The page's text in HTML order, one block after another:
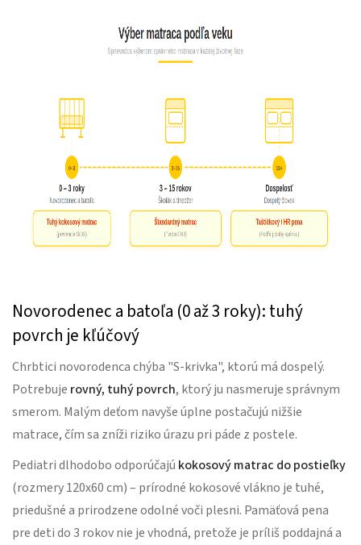
Novorodenec a batoľa (0 až 3 roky): tuhý
povrch je kľúčový
Chrbtici novorodenca chýba "S-krivka", ktorú má dospelý.
Potrebuje rovný, tuhý povrch, ktorý ju nasmeruje správnym
smerom. Malým deťom navyše úplne postačujú nižšie
matrace, čím sa zníži riziko úrazu pri páde z postele.
Pediatri dlhodobo odporúčajú kokosový matrac do postieľky
(rozmery 120x60 cm) – prírodné kokosové vlákno je tuhé,
priedušné a prirodzene odolné voči plesni. Pamäťová pena
pre deti do 3 rokov nie je vhodná, pretože je príliš poddajná a